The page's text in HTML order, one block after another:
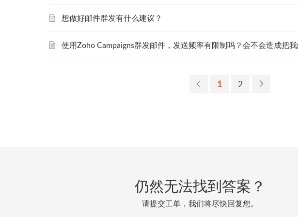
想做好邮件群发有什么建议？
使用Zoho Campaigns群发邮件，发送频率有限制吗？会不会造成把
1 2
仍然无法找到答案？
请提交工单，我们将尽快回复您。